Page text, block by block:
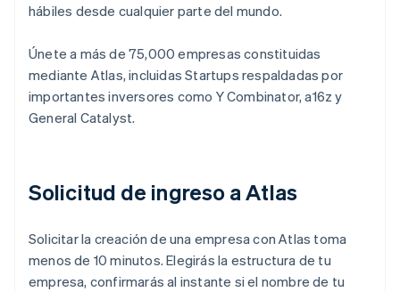
hábiles desde cualquier parte del mundo.
Únete a más de 75,000 empresas constituidas
mediante Atlas, incluidas Startups respaldadas por
importantes inversores como Y Combinator, a16z y
General Catalyst.
Solicitud de ingreso a Atlas
Solicitar la creación de una empresa con Atlas toma
menos de 10 minutos. Elegirás la estructura de tu
empresa, confirmarás al instante si el nombre de tu